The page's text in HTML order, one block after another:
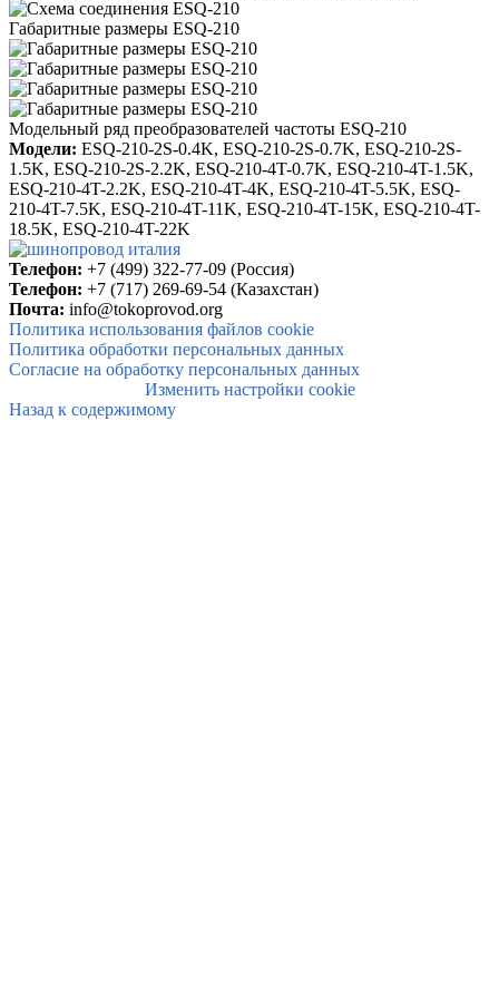
Габаритные размеры ESQ-210
Модельный ряд преобразователей частоты ESQ-210
Модели: ESQ-210-2S-0.4K, ESQ-210-2S-0.7K, ESQ-210-2S-
1.5K, ESQ-210-2S-2.2K, ESQ-210-4T-0.7K, ESQ-210-4T-1.5K,
ESQ-210-4T-2.2K, ESQ-210-4T-4K, ESQ-210-4T-5.5K, ESQ-
210-4T-7.5K, ESQ-210-4T-11K, ESQ-210-4T-15K, ESQ-210-4T-
18.5K, ESQ-210-4T-22K
Телефон: +7 (499) 322-77-09 (Россия)
Телефон: +7 (717) 269-69-54 (Казахстан)
Почта: info@tokoprovod.org
Политика использования файлов cookie
Политика обработки персональных данных
Согласие на обработку персональных данных
Изменить настройки cookie
Назад к содержимому